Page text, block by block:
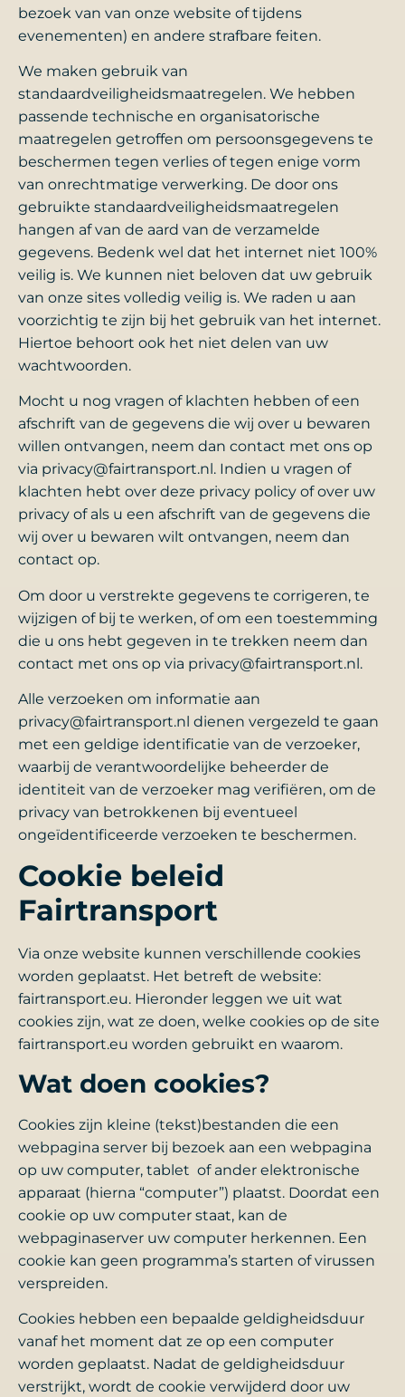
bezoek van van onze website of tijdens
evenementen) en andere strafbare feiten.
We maken gebruik van
standaardveiligheidsmaatregelen. We hebben
passende technische en organisatorische
maatregelen getroffen om persoonsgegevens te
beschermen tegen verlies of tegen enige vorm
van onrechtmatige verwerking. De door ons
gebruikte standaardveiligheidsmaatregelen
hangen af van de aard van de verzamelde
gegevens. Bedenk wel dat het internet niet 100%
veilig is. We kunnen niet beloven dat uw gebruik
van onze sites volledig veilig is. We raden u aan
voorzichtig te zijn bij het gebruik van het internet.
Hiertoe behoort ook het niet delen van uw
wachtwoorden.
Mocht u nog vragen of klachten hebben of een
afschrift van de gegevens die wij over u bewaren
willen ontvangen, neem dan contact met ons op
via privacy@fairtransport.nl. Indien u vragen of
klachten hebt over deze privacy policy of over uw
privacy of als u een afschrift van de gegevens die
wij over u bewaren wilt ontvangen, neem dan
contact op.
Om door u verstrekte gegevens te corrigeren, te
wijzigen of bij te werken, of om een toestemming
die u ons hebt gegeven in te trekken neem dan
contact met ons op via privacy@fairtransport.nl.
Alle verzoeken om informatie aan
privacy@fairtransport.nl dienen vergezeld te gaan
met een geldige identificatie van de verzoeker,
waarbij de verantwoordelijke beheerder de
identiteit van de verzoeker mag verifiëren, om de
privacy van betrokkenen bij eventueel
ongeïdentificeerde verzoeken te beschermen.
Cookie beleid
Fairtransport
Via onze website kunnen verschillende cookies
worden geplaatst. Het betreft de website:
fairtransport.eu. Hieronder leggen we uit wat
cookies zijn, wat ze doen, welke cookies op de site
fairtransport.eu worden gebruikt en waarom.
Wat doen cookies?
Cookies zijn kleine (tekst)bestanden die een
webpagina server bij bezoek aan een webpagina
op uw computer, tablet of ander elektronische
apparaat (hierna “computer”) plaatst. Doordat een
cookie op uw computer staat, kan de
webpaginaserver uw computer herkennen. Een
cookie kan geen programma’s starten of virussen
verspreiden.
Cookies hebben een bepaalde geldigheidsduur
vanaf het moment dat ze op een computer
worden geplaatst. Nadat de geldigheidsduur
verstrijkt, wordt de cookie verwijderd door uw